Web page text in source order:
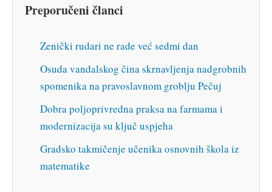
Preporučeni članci
Zenički rudari ne rade već sedmi dan
Osuda vandalskog čina skrnavljenja nadgrobnih
spomenika na pravoslavnom groblju Pečuj
Dobra poljoprivredna praksa na farmama i
modernizacija su ključ uspjeha
Gradsko takmičenje učenika osnovnih škola iz
matematike